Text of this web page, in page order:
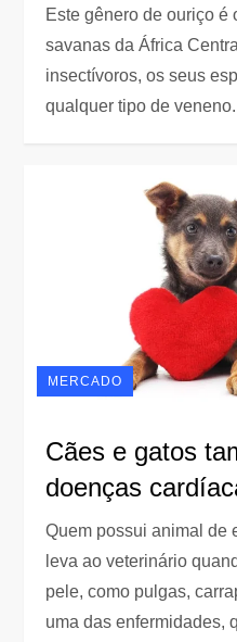
Este gênero de ouriço é
savanas da África
insectívoros, os seus
qualquer tipo de
MERCADO
Cães e gatos
doenças
Quem possui animal de
leva ao veterinário
pele, como pulgas,
uma das enfermidades,